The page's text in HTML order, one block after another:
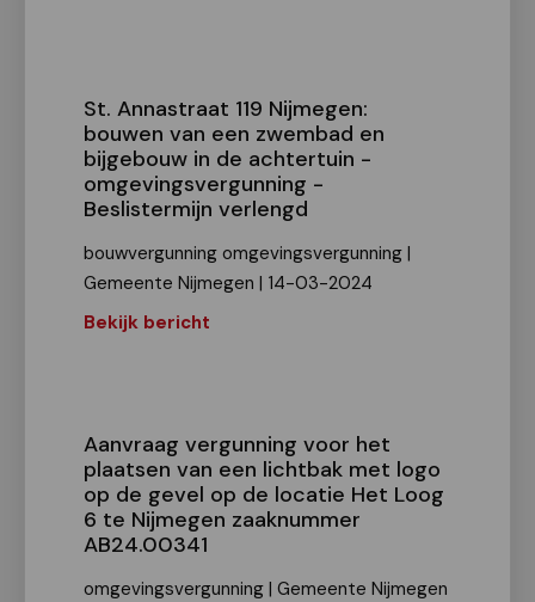
St. Annastraat 119 Nijmegen:
bouwen van een zwembad en
bijgebouw in de achtertuin -
omgevingsvergunning -
Beslistermijn verlengd
bouwvergunning omgevingsvergunning |
Gemeente Nijmegen | 14-03-2024
Bekijk bericht
Aanvraag vergunning voor het
plaatsen van een lichtbak met logo
op de gevel op de locatie Het Loog
6 te Nijmegen zaaknummer
AB24.00341
omgevingsvergunning | Gemeente Nijmegen